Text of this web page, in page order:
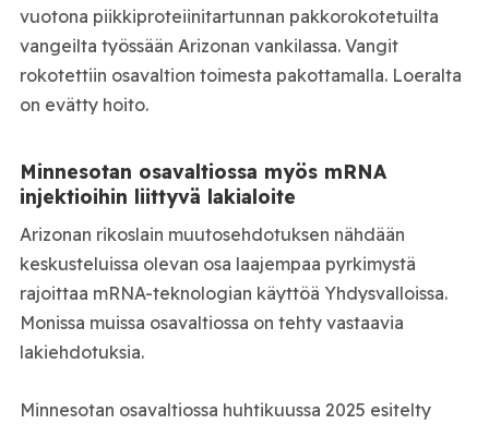
vuotona piikkiproteiinitartunnan pakkorokotetuilta
vangeilta työssään Arizonan vankilassa. Vangit
rokotettiin osavaltion toimesta pakottamalla. Loeralta
on evätty hoito.
Minnesotan osavaltiossa myös mRNA
injektioihin liittyvä lakialoite
Arizonan rikoslain muutosehdotuksen nähdään
keskusteluissa olevan osa laajempaa pyrkimystä
rajoittaa mRNA-teknologian käyttöä Yhdysvalloissa.
Monissa muissa osavaltiossa on tehty vastaavia
lakiehdotuksia.
Minnesotan osavaltiossa huhtikuussa 2025 esitelty